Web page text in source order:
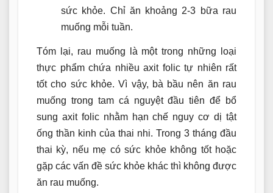
sức khỏe. Chỉ ăn khoảng 2-3 bữa rau
muống mỗi tuần.
Tóm lại, rau muống là một trong những loại
thực phẩm chứa nhiều axit folic tự nhiên rất
tốt cho sức khỏe. Vì vậy, bà bầu nên ăn rau
muống trong tam cá nguyệt đầu tiên để bổ
sung axit folic nhằm hạn chế nguy cơ dị tật
ống thần kinh của thai nhi. Trong 3 tháng đầu
thai kỳ, nếu mẹ có sức khỏe không tốt hoặc
gặp các vấn đề sức khỏe khác thì không được
ăn rau muống.